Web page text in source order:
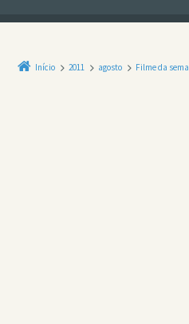
Início 2011 agosto Filme da